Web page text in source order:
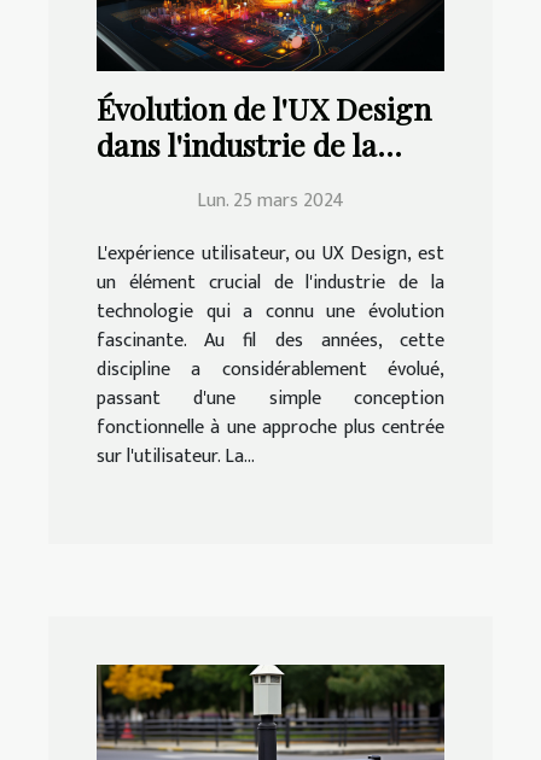
Évolution de l'UX Design
dans l'industrie de la
Lun. 25 mars 2024
L'expérience utilisateur, ou UX Design, est
un élément crucial de l'industrie de la
technologie qui a connu une évolution
fascinante. Au fil des années, cette
discipline a considérablement évolué,
passant d'une simple conception
fonctionnelle à une approche plus centrée
sur l'utilisateur. La...